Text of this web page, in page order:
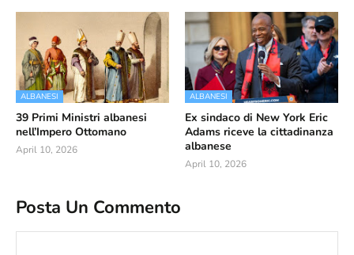
ALBANESI
39 Primi Ministri albanesi
nell’Impero Ottomano
April 10, 2026
ALBANESI
Ex sindaco di New York Eric
Adams riceve la cittadinanza
albanese
April 10, 2026
Posta Un Commento